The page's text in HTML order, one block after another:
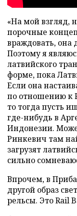
«На мой взгляд,
порочные
враждовать, она
Поэтому я
латвийского
форме, пока
Если она
по отношению к
то тогда пусть
где-нибудь в
Индонезии.
Ринкевич там
загрузят
сильно
Впрочем, в
другой образ
рельсы. Это Rail